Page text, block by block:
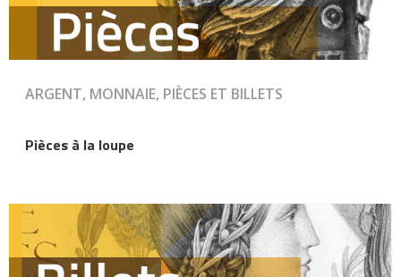
ARGENT, MONNAIE, PIÈCES ET BILLETS
Pièces à la loupe